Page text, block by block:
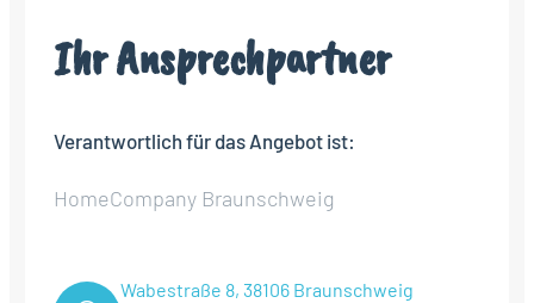
Ihr Ansprechpartner
Verantwortlich für das Angebot ist:
HomeCompany Braunschweig
Wabestraße 8, 38106 Braunschweig